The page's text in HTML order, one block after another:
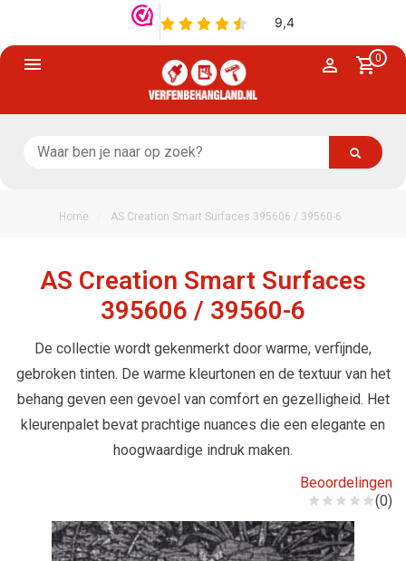
0
Home AS Creation Smart Surfaces 395606 / 39560-6
AS Creation Smart Surfaces
395606 / 39560-6
De collectie wordt gekenmerkt door warme, verfijnde,
gebroken tinten. De warme kleurtonen en de textuur van het
behang geven een gevoel van comfort en gezelligheid. Het
kleurenpalet bevat prachtige nuances die een elegante en
hoogwaardige indruk maken.
Beoordelingen
(0)